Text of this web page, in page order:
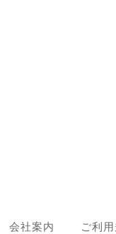
会社案内 ご利